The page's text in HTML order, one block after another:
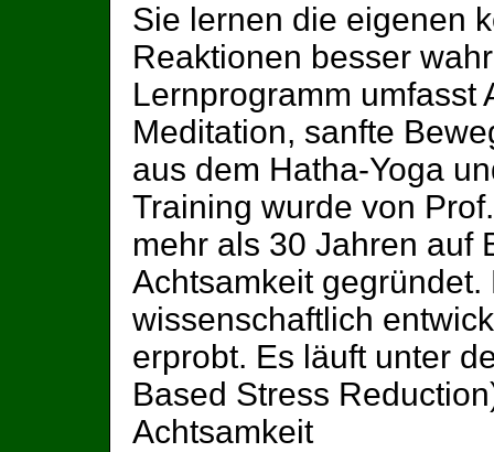
Sie lernen die eigenen
Reaktionen besser
Lernprogramm umfasst
Meditation, sanfte
aus dem Hatha-Yoga
Training wurde von
mehr als 30 Jahren auf
Achtsamkeit
wissenschaftlich
erprobt. Es läuft unter
Based Stress
Achtsamkeit